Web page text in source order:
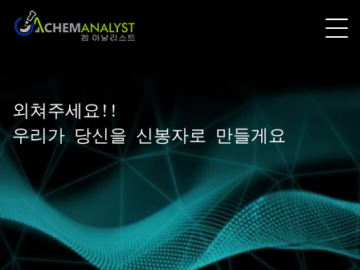
외쳐주세요!!
우리가 당신을 신봉자로 만들게요